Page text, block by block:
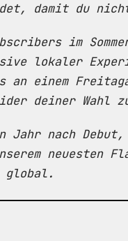
damit du
im
lokaler
einem
deiner Wahl
nach
neuesten
global.